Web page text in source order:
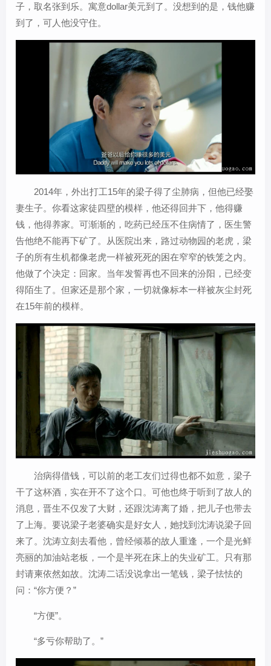
子，取名张到乐。寓意dollar美元到了。没想到的是，钱他赚
到了，可人他没守住。
2014年，外出打工15年的梁子得了尘肺病，但他已经娶
妻生子。你看这家徒四壁的模样，他还得回井下，他得赚
钱，他得养家。可渐渐的，吃药已经压不住病情了，医生警
告他绝不能再下矿了。从医院出来，路过动物园的老虎，梁
子的所有生机都像老虎一样被死死的困在窄窄的铁笼之内。
他做了个决定：回家。当年发誓再也不回来的汾阳，已经变
得陌生了。但家还是那个家，一切就像标本一样被灰尘封死
在15年前的模样。
治病得借钱，可以前的老工友们过得也都不如意，梁子
干了这杯酒，实在开不了这个口。可他也终于听到了故人的
消息，晋生不仅发了大财，还跟沈涛离了婚，把儿子也带去
了上海。要说梁子老婆确实是好女人，她找到沈涛说梁子回
来了。沈涛立刻去看他，曾经倾慕的故人重逢，一个是光鲜
亮丽的加油站老板，一个是半死在床上的失业矿工。只有那
封请柬依然如故。沈涛二话没说拿出一笔钱，梁子怯怯的
问：“你方便？”
“方便”。
“多亏你帮助了。”